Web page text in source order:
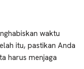
waktu
itu, pastikan Anda
harus menjaga